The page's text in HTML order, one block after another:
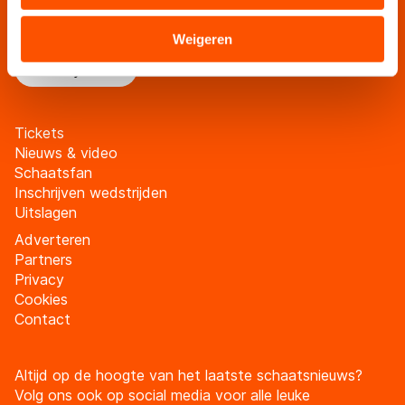
verstrekt of die zij hebben verzameld via hun services.
Sommige partners kunnen gegevens doorgeven aan
landen buiten de EU, zoals de VS, waar mogelijk geen
adequaat beschermingsniveau geldt volgens de GDPR.
overdracht. Meer informatie vindt u in ons
Weigeren
Blijf op de hoogte van al het schaatsnieuws via de
Meld je aan
Tickets
Nieuws & video
Schaatsfan
Inschrijven wedstrijden
Uitslagen
Adverteren
Partners
Privacy
Cookies
Contact
Altijd op de hoogte van het laatste schaatsnieuws?
Volg ons ook op social media voor alle leuke